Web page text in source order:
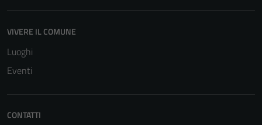
VIVERE IL COMUNE
Luoghi
Eventi
CONTATTI
per il